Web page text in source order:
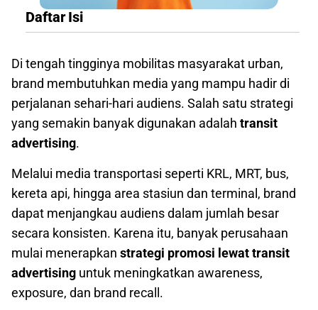
Daftar Isi
Di tengah tingginya mobilitas masyarakat urban,
brand membutuhkan media yang mampu hadir di
perjalanan sehari-hari audiens. Salah satu strategi
yang semakin banyak digunakan adalah transit
advertising.
Melalui media transportasi seperti KRL, MRT, bus,
kereta api, hingga area stasiun dan terminal, brand
dapat menjangkau audiens dalam jumlah besar
secara konsisten. Karena itu, banyak perusahaan
mulai menerapkan strategi promosi lewat transit
advertising untuk meningkatkan awareness,
exposure, dan brand recall.